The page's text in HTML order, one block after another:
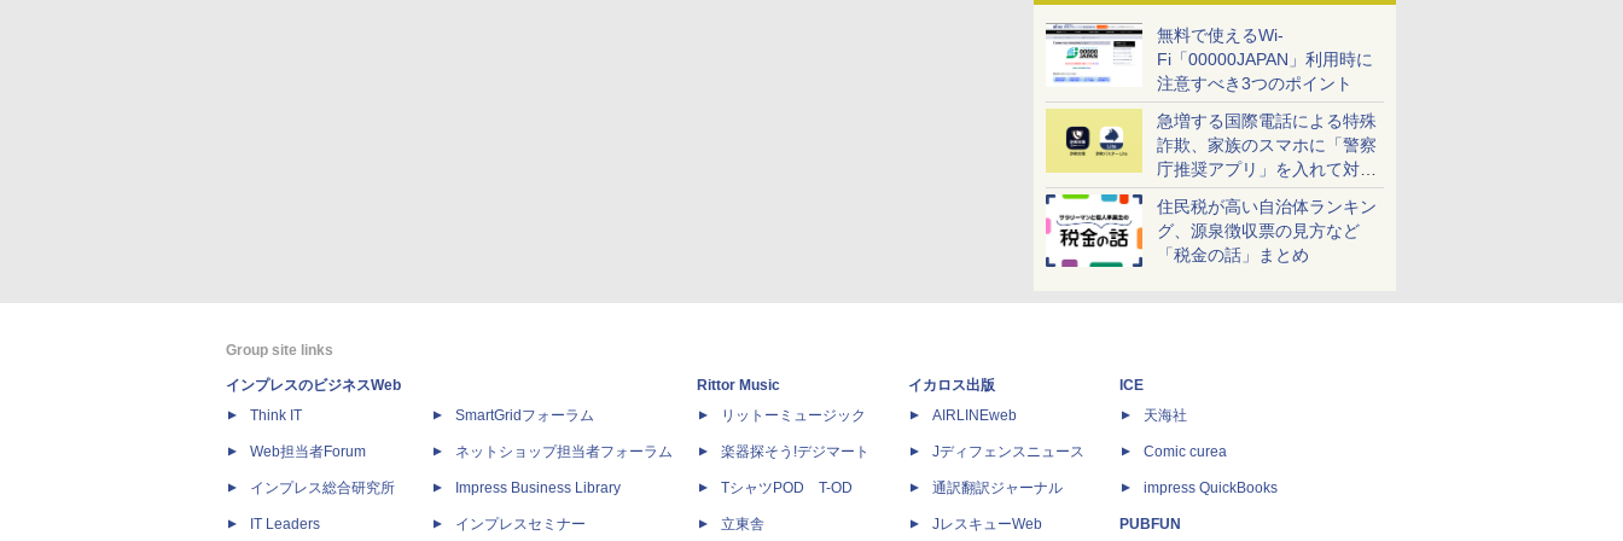
無料で使えるWi-
Fi「00000JAPAN」利用時に
注意すべき3つのポイント
急増する国際電話による特殊
詐欺、家族のスマホに「警察
庁推奨アプリ」を入れて対策
しよう！
住民税が高い自治体ランキン
グ、源泉徴収票の見方など
「税金の話」まとめ
Group site links
インプレスのビジネスWeb
Think IT
Web担当者Forum
インプレス総合研究所
IT Leaders
SmartGridフォーラム
ネットショップ担当者フォーラム
Impress Business Library
インプレスセミナー
Rittor Music
リットーミュージック
楽器探そう!デジマート
TシャツPOD T-OD
立東舎
イカロス出版
AIRLINEweb
Jディフェンスニュース
通訳翻訳ジャーナル
JレスキューWeb
ICE
天海社
Comic curea
impress QuickBooks
PUBFUN